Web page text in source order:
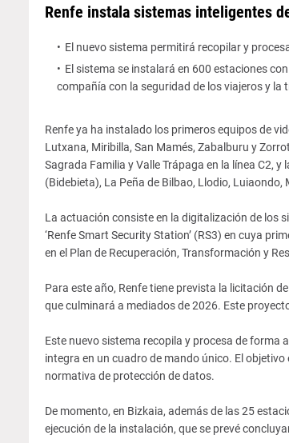
Renfe instala sistemas inteligentes
El nuevo sistema permitirá recopilar y
El sistema se instalará en 600 estaciones
compañía con la seguridad de los viajeros y la
Renfe ya ha instalado los primeros equipos de
Lutxana, Miribilla, San Mamés, Zabalburu y
Sagrada Familia y Valle Trápaga en la línea C2,
(Bidebieta), La Peña de Bilbao, Llodio,
La actuación consiste en la digitalización de los
‘Renfe Smart Security Station’ (RS3) en cuya
en el Plan de Recuperación, Transformación y
Para este año, Renfe tiene prevista la licitación
que culminará a mediados de 2026. Este
Este nuevo sistema recopila y procesa de forma
integra en un cuadro de mando único. El
normativa de protección de datos.
De momento, en Bizkaia, además de las 25
ejecución de la instalación, que se prevé